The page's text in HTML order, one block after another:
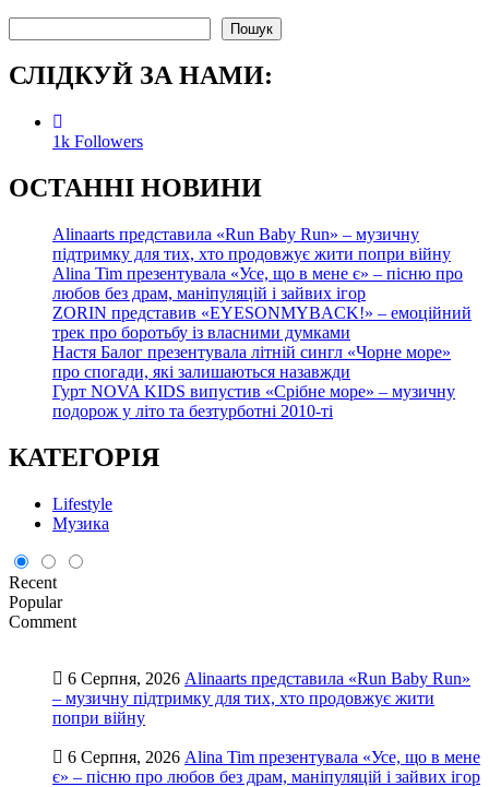
Пошук
СЛІДКУЙ ЗА НАМИ:
1k Followers
ОСТАННІ НОВИНИ
Alinaarts представила «Run Baby Run» – музичну
підтримку для тих, хто продовжує жити попри війну
Alina Tim презентувала «Усе, що в мене є» – пісню про
любов без драм, маніпуляцій і зайвих ігор
ZORIN представив «EYESONMYBACK!» – емоційний
трек про боротьбу із власними думками
Настя Балог презентувала літній сингл «Чорне море»
про спогади, які залишаються назавжди
Гурт NOVA KIDS випустив «Срібне море» – музичну
подорож у літо та безтурботні 2010-ті
КАТЕГОРІЯ
Lifestyle
Музика
Recent
Popular
Comment
6 Серпня, 2026 Alinaarts представила «Run Baby Run»
– музичну підтримку для тих, хто продовжує жити
попри війну
6 Серпня, 2026 Alina Tim презентувала «Усе, що в мене
є» – пісню про любов без драм, маніпуляцій і зайвих ігор